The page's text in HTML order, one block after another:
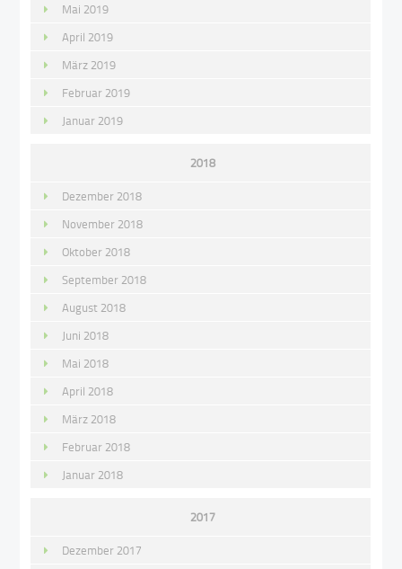
Mai 2019
April 2019
März 2019
Februar 2019
Januar 2019
2018
Dezember 2018
November 2018
Oktober 2018
September 2018
August 2018
Juni 2018
Mai 2018
April 2018
März 2018
Februar 2018
Januar 2018
2017
Dezember 2017